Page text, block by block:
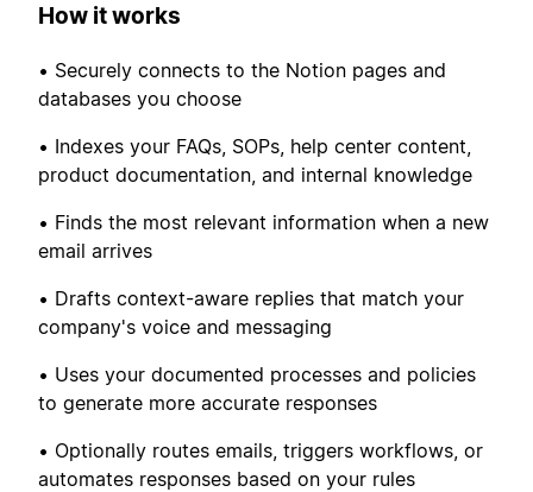
How it works
• Securely connects to the Notion pages and
databases you choose
• Indexes your FAQs, SOPs, help center content,
product documentation, and internal knowledge
• Finds the most relevant information when a new
email arrives
• Drafts context-aware replies that match your
company's voice and messaging
• Uses your documented processes and policies
to generate more accurate responses
• Optionally routes emails, triggers workflows, or
automates responses based on your rules